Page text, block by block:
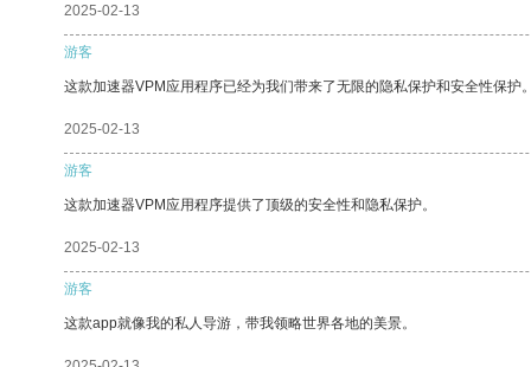
2025-02-13
游客
这款加速器VPM应用程序已经为我们带来了无限的隐私保护和安全性保护
2025-02-13
游客
这款加速器VPM应用程序提供了顶级的安全性和隐私保护。
2025-02-13
游客
这款app就像我的私人导游，带我领略世界各地的美景。